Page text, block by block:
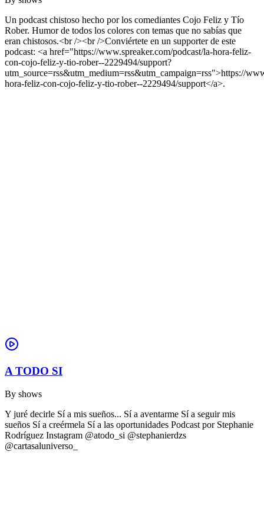
Un podcast chistoso hecho por los comediantes Cojo Feliz y Tío
Rober. Humor de todos los colores con temas que no sabías que
eran chistosos.<br /><br />Conviértete en un supporter de este
podcast: <a href="https://www.spreaker.com/podcast/la-hora-feliz-
con-cojo-feliz-y-tio-rober--2229494/support?
utm_source=rss&utm_medium=rss&utm_campaign=rss">https://
hora-feliz-con-cojo-feliz-y-tio-rober--2229494/support</a>.
A TODO SI
By shows
Y juré decirle Sí a mis sueños... Sí a aventarme Sí a seguir mis
sueños Sí a creérmela Sí a las oportunidades Podcast por Stephanie
Rodríguez Instagram @atodo_si @stephanierdzs
@cartasaluniverso_